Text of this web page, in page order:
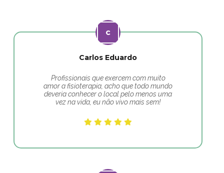
Carlos Eduardo
Profissionais que exercem com muito
amor a fisioterapia, acho que todo mundo
deveria conhecer o local pelo menos uma
vez na vida, eu não vivo mais sem!